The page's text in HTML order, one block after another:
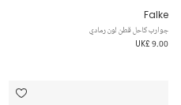
Falke
جوارب كاحل قطن لون رمادي
UK£ 9.00